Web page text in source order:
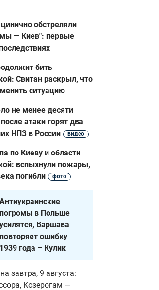
обстреляли
— Киев": первые
бить
Свитан раскрыл, что
ситуацию
не менее десяти
атаки горят два
НПЗ в России
видео
по Киеву и области
вспыхнули пожары,
погибли
фото
Антиукраинские
погромы в Польше
усилятся, Варшава
повторяет ошибку
1939 года – Кулик
завтра, 9 августа:
Козерогам —